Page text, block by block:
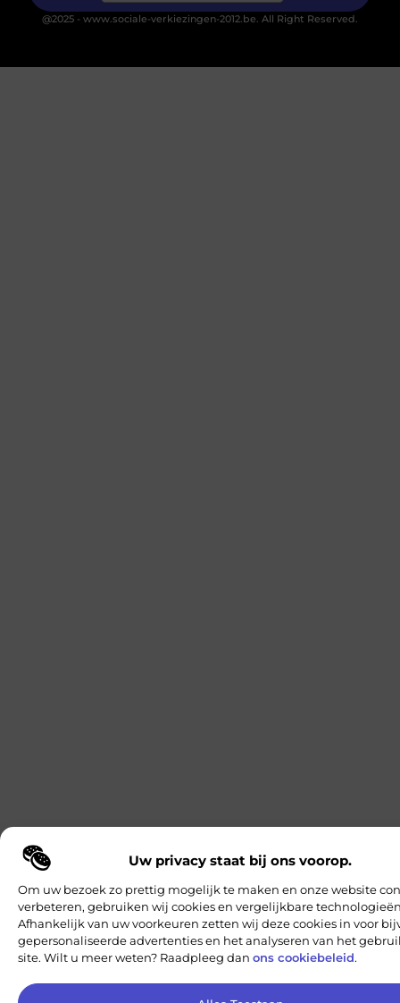
Uw privacy staat bij ons voorop.
Om uw bezoek zo prettig mogelijk te maken en onze website
verbeteren, gebruiken wij cookies en vergelijkbare
Afhankelijk van uw voorkeuren zetten wij deze cookies in voor
gepersonaliseerde advertenties en het analyseren van het
site. Wilt u meer weten? Raadpleeg dan ons cookiebeleid.
@2025 - www.sociale-verkiezingen-2012.be. All Right Reserved.